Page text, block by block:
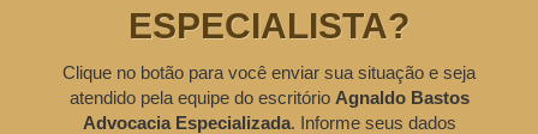
ESPECIALISTA?
Clique no botão para você enviar sua situação e seja
atendido pela equipe do escritório Agnaldo Bastos
Advocacia Especializada. Informe seus dados